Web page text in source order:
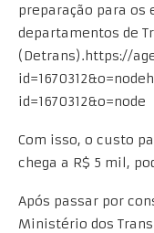
preparação para os
departamentos de
(Detrans).https://
id=1670312&o=node
Com isso, o custo
chega a R$ 5 mil,
Após passar por
Ministério dos